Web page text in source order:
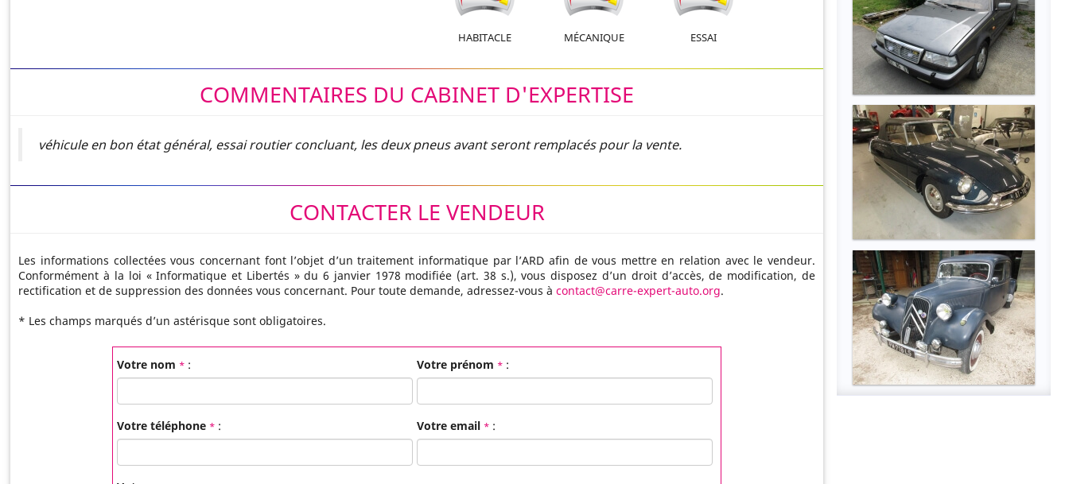
HABITACLE MÉCANIQUE ESSAI
COMMENTAIRES DU CABINET D'EXPERTISE
véhicule en bon état général, essai routier concluant, les deux pneus avant seront remplacés pour la vente.
CONTACTER LE VENDEUR
Les informations collectées vous concernant font l’objet d’un traitement informatique par l’ARD afin de vous mettre en relation avec le vendeur.
Conformément à la loi « Informatique et Libertés » du 6 janvier 1978 modifiée (art. 38 s.), vous disposez d’un droit d’accès, de modification, de
rectification et de suppression des données vous concernant. Pour toute demande, adressez-vous àcontact@carre-expert-auto.org.
* Les champs marqués d’un astérisque sont obligatoires.
Votre nom * : Votre prénom * :
Votre téléphone * : Votre email * :